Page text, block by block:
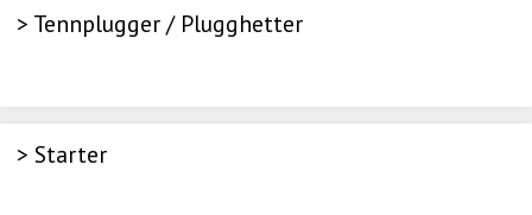
> Tennplugger / Plugghetter
> Starter